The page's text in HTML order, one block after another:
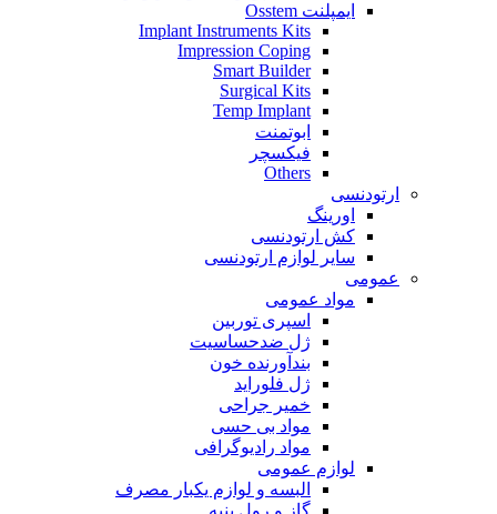
ایمپلنت Osstem
Implant Instruments Kits
Impression Coping
Smart Builder
Surgical Kits
Temp Implant
ابوتمنت
فیکسچر
Others
ارتودنسی
اورینگ
کش ارتودنسی
سایر لوازم ارتودنسی
عمومی
مواد عمومی
اسپری توربین
ژل ضدحساسیت
بندآورنده خون
ژل فلوراید
خمیر جراحی
مواد بی حسی
مواد رادیوگرافی
لوازم عمومی
البسه و لوازم یکبار مصرف
گاز و رول پنبه